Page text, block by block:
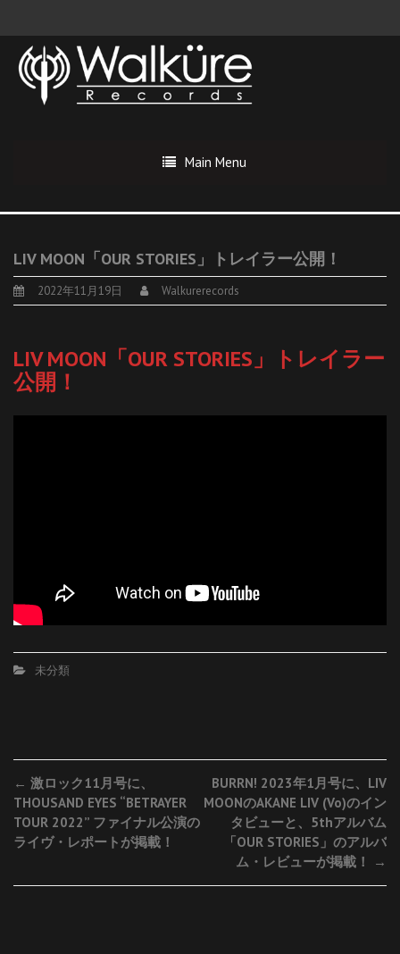
Main Menu
LIV MOON「OUR STORIES」トレイラー公開！
2022年11月19日 Walkurerecords
LIV MOON「OUR STORIES」トレイラー
公開！
未分類
Post
navigation
← 激ロック11月号に、
THOUSAND EYES “BETRAYER
TOUR 2022” ファイナル公演の
ライヴ・レポートが掲載！
BURRN! 2023年1月号に、LIV
MOONのAKANE LIV (Vo)のイン
タビューと、5thアルバム
「OUR STORIES」のアルバ
ム・レビューが掲載！
→